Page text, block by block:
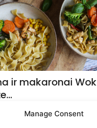
Manage Consent
ir makaronai Wok